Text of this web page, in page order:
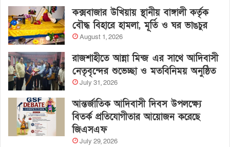
কক্সবাজার উখিয়ায় স্থানীয় বাঙ্গালী কর্তৃক
বৌদ্ধ বিহারে হামলা, মূর্তি ও ঘর ভাঙচুর
August 1, 2026
রাজশাহীতে আন্না মিন্জ এর সাথে আদিবাসী
নেতৃবৃন্দের শুভেচ্ছা ও মতবিনিময় অনুষ্ঠিত
July 31, 2026
আন্তর্জাতিক আদিবাসী দিবস উপলক্ষ্যে
বিতর্ক প্রতিযোগীতার আয়োজন করেছে
জিএসএফ
July 29, 2026